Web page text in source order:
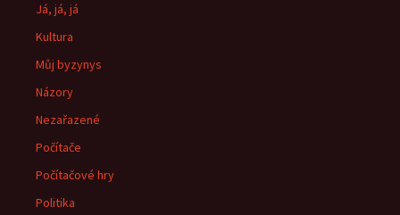
Já, já, já
Kultura
Můj byzynys
Názory
Nezařazené
Počítače
Počítačové hry
Politika